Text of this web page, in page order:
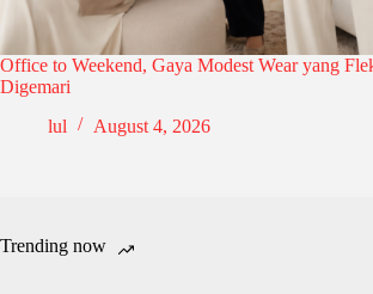
Office to Weekend, Gaya Modest Wear yang
Digemari
lul
August 4, 2026
Trending now